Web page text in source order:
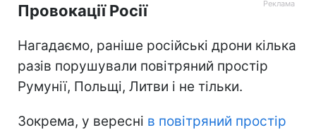
Провокації Росії
Нагадаємо, раніше російські дрони кілька
разів порушували повітряний простір
Румунії, Польщі, Литви і не тільки.
Зокрема, у вересні в повітряний простір